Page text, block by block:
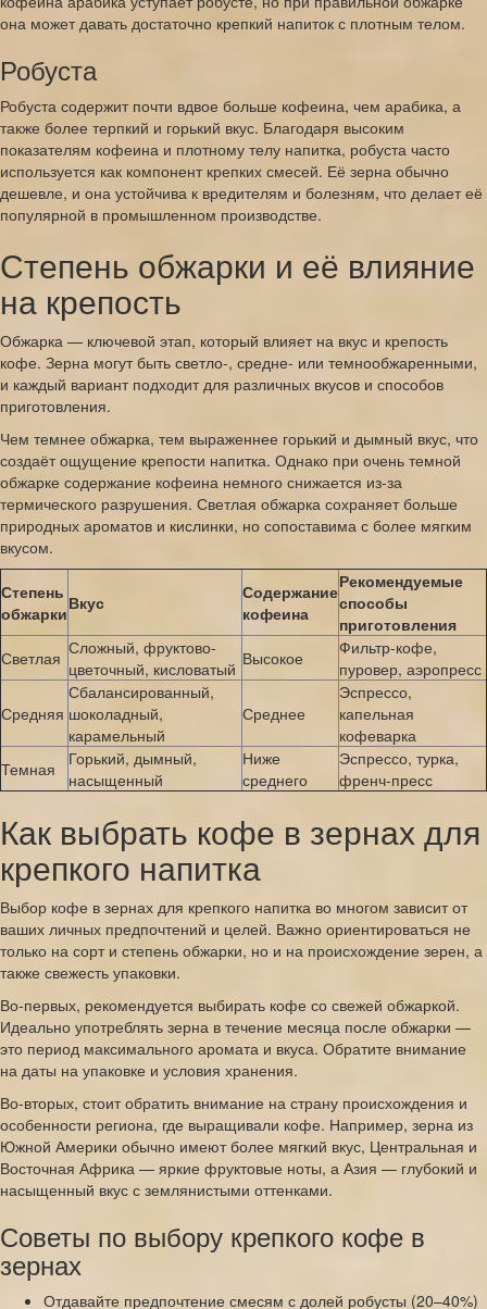
она может давать достаточно крепкий напиток с плотным телом.
Робуста
Робуста содержит почти вдвое больше кофеина, чем арабика, а
также более терпкий и горький вкус. Благодаря высоким
показателям кофеина и плотному телу напитка, робуста часто
используется как компонент крепких смесей. Её зерна обычно
дешевле, и она устойчива к вредителям и болезням, что делает её
популярной в промышленном производстве.
Степень обжарки и её влияние
на крепость
Обжарка — ключевой этап, который влияет на вкус и крепость
кофе. Зерна могут быть светло-, средне- или темнообжаренными,
и каждый вариант подходит для различных вкусов и способов
приготовления.
Чем темнее обжарка, тем выраженнее горький и дымный вкус, что
создаёт ощущение крепости напитка. Однако при очень темной
обжарке содержание кофеина немного снижается из-за
термического разрушения. Светлая обжарка сохраняет больше
природных ароматов и кислинки, но сопоставима с более мягким
вкусом.
Степень
обжаркиВкус
Содержание
кофеина
Рекомендуемые
способы
приготовления
Светлая Сложный, фруктово-
цветочный, кисловатый Высокое
Фильтр-кофе,
пуровер, аэропресс
Средняя
Сбалансированный,
шоколадный,
карамельный
Среднее
Эспрессо,
капельная
кофеварка
Темная
Горький, дымный,
насыщенный
Ниже
среднего
Эспрессо, турка,
френч-пресс
Как выбрать кофе в зернах для
крепкого напитка
Выбор кофе в зернах для крепкого напитка во многом зависит от
ваших личных предпочтений и целей. Важно ориентироваться не
только на сорт и степень обжарки, но и на происхождение зерен, а
также свежесть упаковки.
Во-первых, рекомендуется выбирать кофе со свежей обжаркой.
Идеально употреблять зерна в течение месяца после обжарки —
это период максимального аромата и вкуса. Обратите внимание
на даты на упаковке и условия хранения.
Во-вторых, стоит обратить внимание на страну происхождения и
особенности региона, где выращивали кофе. Например, зерна из
Южной Америки обычно имеют более мягкий вкус, Центральная и
Восточная Африка — яркие фруктовые ноты, а Азия — глубокий и
насыщенный вкус с землянистыми оттенками.
Советы по выбору крепкого кофе в
зернах
Отдавайте предпочтение смесям с долей робусты (20–40%)